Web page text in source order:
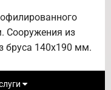
Сооружения из
бруса 140х190 мм.